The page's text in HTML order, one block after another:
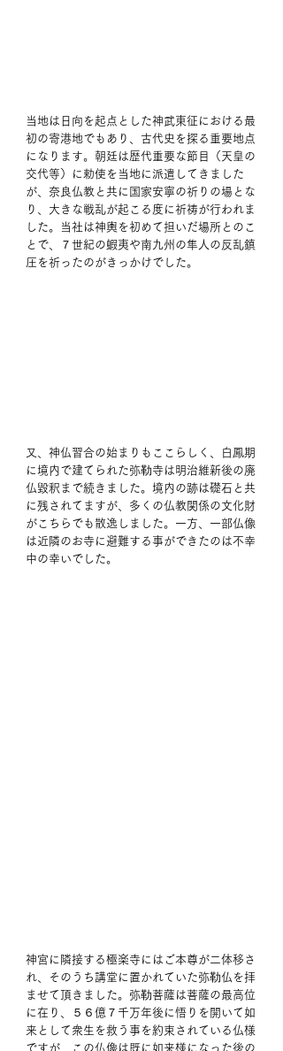
当地は日向を起点とした神武東征における最
初の寄港地でもあり、古代史を探る重要地点
になります。朝廷は歴代重要な節目（天皇の
交代等）に勅使を当地に派遣してきました
が、奈良仏教と共に国家安寧の祈りの場とな
り、大きな戦乱が起こる度に祈祷が行われま
した。当社は神輿を初めて担いだ場所とのこ
とで、７世紀の蝦夷や南九州の隼人の反乱鎮
圧を祈ったのがきっかけでした。
又、神仏習合の始まりもここらしく、白鳳期
に境内で建てられた弥勒寺は明治維新後の廃
仏毀釈まで続きました。境内の跡は礎石と共
に残されてますが、多くの仏教関係の文化財
がこちらでも散逸しました。一方、一部仏像
は近隣のお寺に避難する事ができたのは不幸
中の幸いでした。
神宮に隣接する極楽寺にはご本尊が二体移さ
れ、そのうち講堂に置かれていた弥勒仏を拝
ませて頂きました。弥勒菩薩は菩薩の最高位
に在り、５６億７千万年後に悟りを開いて如
来として衆生を救う事を約束されている仏様
ですが、この仏像は既に如来様になった後の